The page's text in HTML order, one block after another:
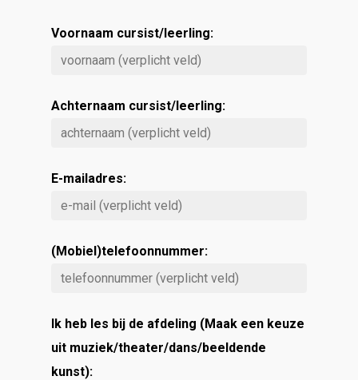
Voornaam cursist/leerling:
Achternaam cursist/leerling:
E-mailadres:
(Mobiel)telefoonnummer:
Ik heb les bij de afdeling (Maak een keuze
uit muziek/theater/dans/beeldende
kunst):